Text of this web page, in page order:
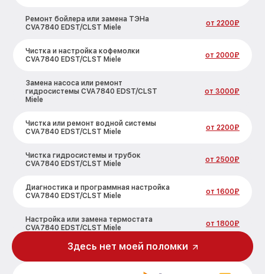
Ремонт бойлера или замена ТЭНа
CVA7840 EDST/CLST Miele
от 2200₽
Чистка и настройка кофемолки
CVA7840 EDST/CLST Miele
от 2000₽
Замена насоса или ремонт
гидросистемы CVA7840 EDST/CLST
Miele
от 3000₽
Чистка или ремонт водной системы
CVA7840 EDST/CLST Miele
от 2200₽
Чистка гидросистемы и трубок
CVA7840 EDST/CLST Miele
от 2500₽
Диагностика и программная настройка
CVA7840 EDST/CLST Miele
от 1600₽
Настройка или замена термостата
CVA7840 EDST/CLST Miele
от 1800₽
Ремонт или замена капучинатора
CVA7840 EDST/CLST Miele
Здесь нет моей поломки